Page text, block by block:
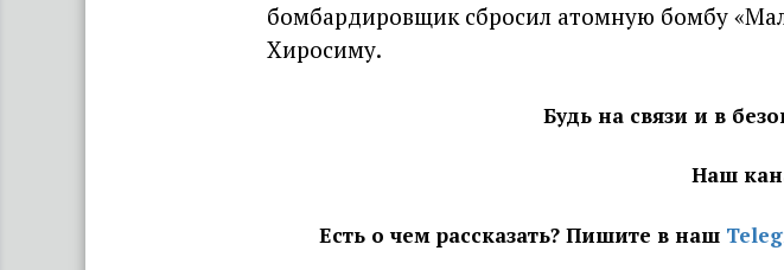
бомбардировщик сбросил атомную бомбу
Хиросиму.
Будь на связи и в
Наш
Есть о чем рассказать? Пишите в наш